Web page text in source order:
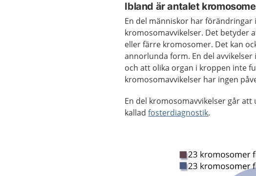
Ibland är antalet
En del människor har förändringar
kromosomavvikelser. Det betyder
eller färre kromosomer. Det kan
annorlunda form. En del
och att olika organ i kroppen inte
kromosomavvikelser har ingen
En del kromosomavvikelser går
kalladfosterdiagnostik.